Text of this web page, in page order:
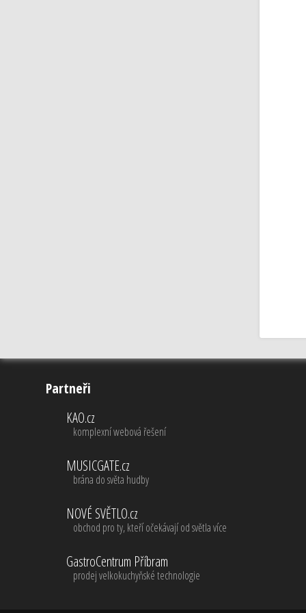
Partneři
KAO.cz
komplexní webová řešení
MUSICGATE.cz
brána do světa hudby
NOVÉ SVĚTLO.cz
obchod pro ty, kteří očekávají od světla více
GastroCentrum Příbram
prodej velkokuchyňské technologie